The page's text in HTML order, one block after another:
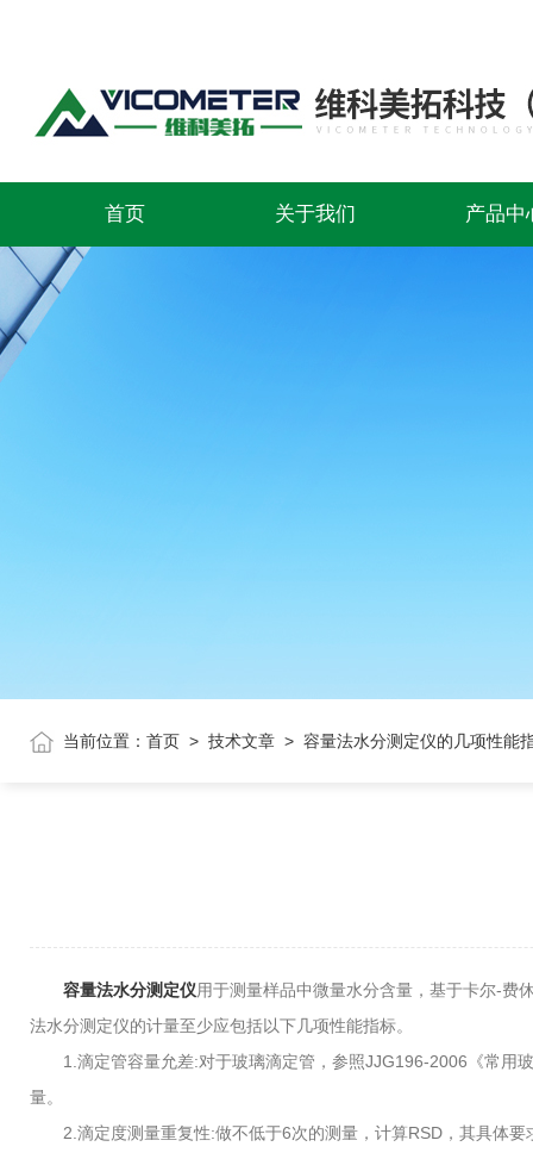
首页 关于我们 产品中
当前位置： 首页 > 技术文章 > 容量法水分测定仪的几项性能
容量法水分测定仪用于测量样品中微量水分含量，基于卡尔-费
法水分测定仪的计量至少应包括以下几项性能指标。
1.滴定管容量允差:对于玻璃滴定管，参照JJG196-2006《常用玻
量。
2.滴定度测量重复性:做不低于6次的测量，计算RSD，其具体要